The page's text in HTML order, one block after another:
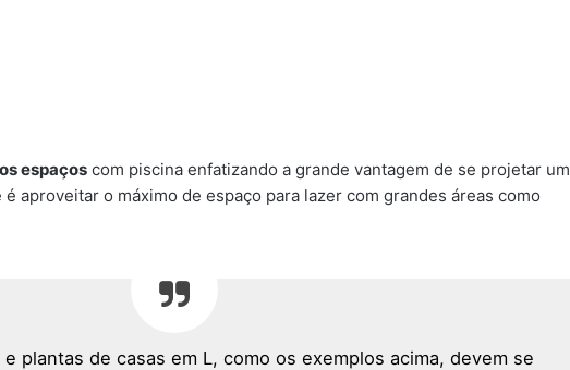
espaços com piscina enfatizando a grande vantagem de se projetar um
aproveitar o máximo de espaço para lazer com grandes áreas como
plantas de casas em L, como os exemplos acima, devem se